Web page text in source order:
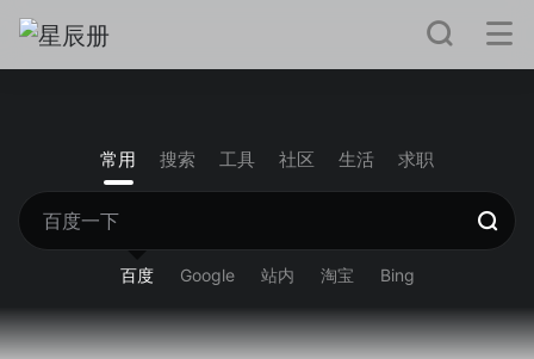
常用 搜索 工具 社区 生活 求职
百度 Google 站内 淘宝 Bing